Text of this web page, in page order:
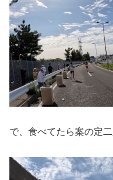
で、食べてたら案の定